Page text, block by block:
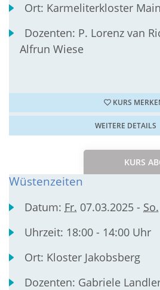
Ort: Karmeliterkloster
Dozenten: P. Lorenz van
Alfrun Wiese
KURS
WEITERE DETAILS
KURS
Wüstenzeiten
Datum: Fr. 07.03.2025 - So.
Uhrzeit: 18:00 - 14:00 Uhr
Ort: Kloster Jakobsberg
Dozenten: Gabriele